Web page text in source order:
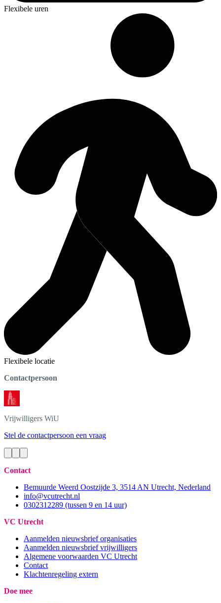
Flexibele uren
Flexibele locatie
Contactpersoon
Vrijwilligers WiU
Stel de contactpersoon een vraag
Contact
Bemuurde Weerd Oostzijde 3, 3514 AN Utrecht, Nederland
info@vcutrecht.nl
0302312289 (tussen 9 en 14 uur)
VC Utrecht
Aanmelden nieuwsbrief organisaties
Aanmelden nieuwsbrief vrijwilligers
Algemene voorwaarden VC Utrecht
Contact
Klachtenregeling extern
Doe mee